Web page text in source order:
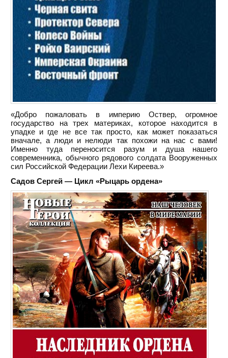
«Добро пожаловать в империю Оствер, огромное
государство на трех материках, которое находится в
упадке и где не все так просто, как может показаться
вначале, а люди и нелюди так похожи на нас с вами!
Именно туда переносится разум и душа нашего
современника, обычного рядового солдата Вооруженных
сил Российской Федерации Лехи Киреева.»
Садов Сергей — Цикл «Рыцарь ордена»